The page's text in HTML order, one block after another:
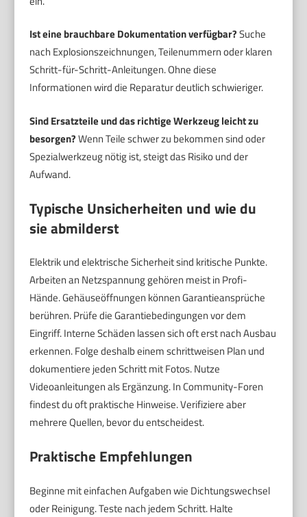
Ist eine brauchbare Dokumentation verfügbar?Suche
nach Explosionszeichnungen, Teilenummern oder klaren
Schritt-für-Schritt-Anleitungen. Ohne diese
Informationen wird die Reparatur deutlich schwieriger.
Sind Ersatzteile und das richtige Werkzeug leicht zu
besorgen?Wenn Teile schwer zu bekommen sind oder
Spezialwerkzeug nötig ist, steigt das Risiko und der
Aufwand.
Typische Unsicherheiten und wie du
sie abmilderst
Elektrik und elektrische Sicherheit sind kritische Punkte.
Arbeiten an Netzspannung gehören meist in Profi-
Hände. Gehäuseöffnungen können Garantieansprüche
berühren. Prüfe die Garantiebedingungen vor dem
Eingriff. Interne Schäden lassen sich oft erst nach Ausbau
erkennen. Folge deshalb einem schrittweisen Plan und
dokumentiere jeden Schritt mit Fotos. Nutze
Videoanleitungen als Ergänzung. In Community-Foren
findest du oft praktische Hinweise. Verifiziere aber
mehrere Quellen, bevor du entscheidest.
Praktische Empfehlungen
Beginne mit einfachen Aufgaben wie Dichtungswechsel
oder Reinigung. Teste nach jedem Schritt. Halte